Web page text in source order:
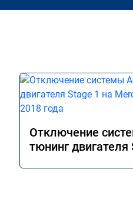
Отключение
тюнинг двигателя